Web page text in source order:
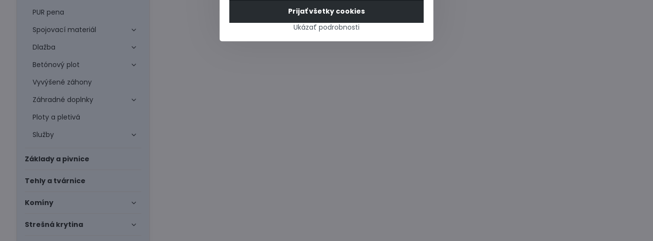
PUR pena
Spojovací materiál
Dlažba
Betónový plot
Vyvýšené záhony
Záhradné doplnky
Ploty a pletivá
Služby
Základy a pivnice
Tehly a tvárnice
Komíny
Strešná krytina
Ukázať podrobnosti
Prijať všetky cookies